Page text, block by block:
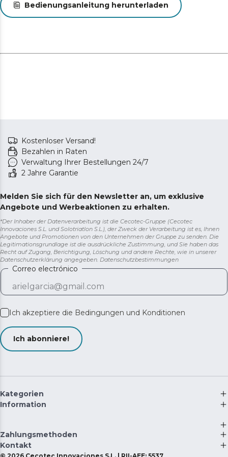
Bedienungsanleitung herunterladen
Kostenloser Versand!
Bezahlen in Raten
Verwaltung Ihrer Bestellungen 24/7
2 Jahre Garantie
Melden Sie sich für den Newsletter an, um exklusive
Angebote und Werbeaktionen zu erhalten.
*Der Inhaber der Datenverarbeitung ist die Cecotec-Gruppe (Cecotec
Innovaciones S.L. und Solotriatlon S.L.), der Zweck der Verarbeitung ist es, Ihnen
Angebote und Promotionen von den Unternehmen der Gruppe zu senden. Die
Legitimationsgrundlage ist die ausdrückliche Zustimmung, und Sie haben das
Recht auf Zugang, Berichtigung, Löschung und andere Rechte, wie in unserer
Datenschutzerklärung angegeben. Datenschutzbestimmungen
Correo electrónico
Ich akzeptiere die Bedingungen und Konditionen
Ich abonniere!
Kategorien
Information
Zahlungsmethoden
Kontakt